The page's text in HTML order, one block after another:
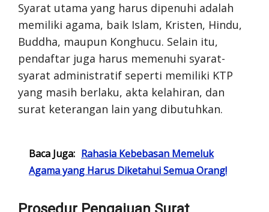
Syarat utama yang harus dipenuhi adalah
memiliki agama, baik Islam, Kristen, Hindu,
Buddha, maupun Konghucu. Selain itu,
pendaftar juga harus memenuhi syarat-
syarat administratif seperti memiliki KTP
yang masih berlaku, akta kelahiran, dan
surat keterangan lain yang dibutuhkan.
Baca Juga: Rahasia Kebebasan Memeluk
Agama yang Harus Diketahui Semua Orang!